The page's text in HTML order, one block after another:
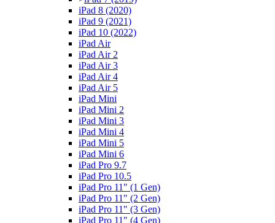
iPad 8 (2020)
iPad 9 (2021)
iPad 10 (2022)
iPad Air
iPad Air 2
iPad Air 3
iPad Air 4
iPad Air 5
iPad Mini
iPad Mini 2
iPad Mini 3
iPad Mini 4
iPad Mini 5
iPad Mini 6
iPad Pro 9.7
iPad Pro 10.5
iPad Pro 11" (1 Gen)
iPad Pro 11" (2 Gen)
iPad Pro 11" (3 Gen)
iPad Pro 11" (4 Gen)